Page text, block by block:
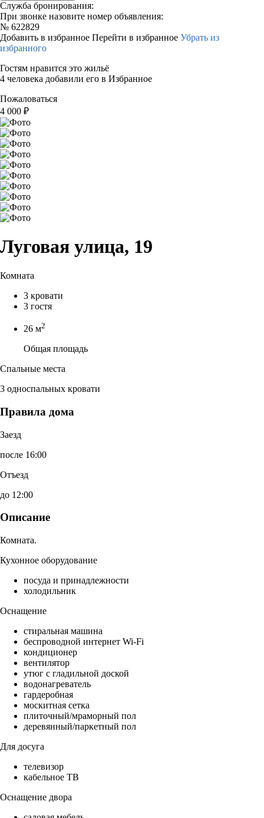
Служба бронирования:
При звонке назовите номер объявления:
№ 622829
Добавить в избранное Перейти в избранное Убрать из
избранного
Гостям нравится это жильё
4 человека добавили его в Избранное
Пожаловаться
4 000 ₽
Луговая улица, 19
Комната
3 кровати
3 гостя
26 м2
Общая площадь
Спальные места
3 односпальных кровати
Правила дома
Заезд
после 16:00
Отъезд
до 12:00
Описание
Комната.
Кухонное оборудование
посуда и принадлежности
холодильник
Оснащение
стиральная машина
беспроводной интернет Wi-Fi
кондиционер
вентилятор
утюг с гладильной доской
водонагреватель
гардеробная
москитная сетка
плиточный/мраморный пол
деревянный/паркетный пол
Для досуга
телевизор
кабельное ТВ
Оснащение двора